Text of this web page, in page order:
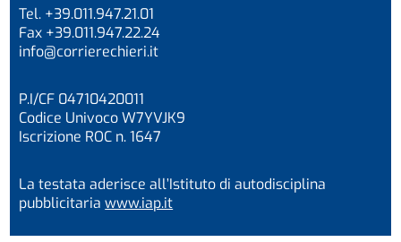
Tel. +39.011.947.21.01
Fax +39.011.947.22.24
info@corrierechieri.it
P.I/CF 04710420011
Codice Univoco W7YVJK9
Iscrizione ROC n. 1647
La testata aderisce all’Istituto di autodisciplina
pubblicitariawww.iap.it